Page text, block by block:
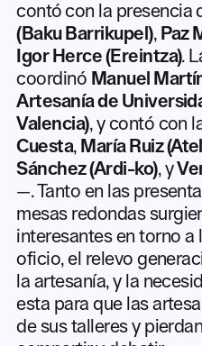
contó con la presencia
(Baku Barrikupel), Paz
Igor Herce (Ereintza).
coordinó Manuel
Artesanía de
Valencia), y contó con
Cuesta, María Ruiz
Sánchez (Ardi-ko), y
—. Tanto en las
mesas redondas
interesantes en torno a
oficio, el relevo
la artesanía, y la
esta para que las
de sus talleres y